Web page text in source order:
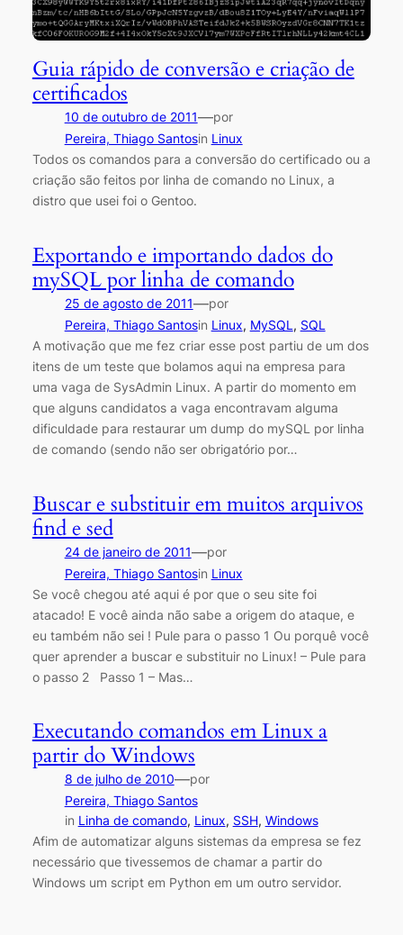
Guia rápido de conversão e criação de
certificados
10 de outubro de 2011—por
Pereira, Thiago Santosin Linux
Todos os comandos para a conversão do certificado ou a
criação são feitos por linha de comando no Linux, a
distro que usei foi o Gentoo.
Exportando e importando dados do
mySQL por linha de comando
25 de agosto de 2011—por
Pereira, Thiago Santosin Linux, MySQL, SQL
A motivação que me fez criar esse post partiu de um dos
itens de um teste que bolamos aqui na empresa para
uma vaga de SysAdmin Linux. A partir do momento em
que alguns candidatos a vaga encontravam alguma
dificuldade para restaurar um dump do mySQL por linha
de comando (sendo não ser obrigatório por…
Buscar e substituir em muitos arquivos
find e sed
24 de janeiro de 2011—por
Pereira, Thiago Santosin Linux
Se você chegou até aqui é por que o seu site foi
atacado! E você ainda não sabe a origem do ataque, e
eu também não sei ! Pule para o passo 1 Ou porquê você
quer aprender a buscar e substituir no Linux! – Pule para
o passo 2 Passo 1 – Mas…
Executando comandos em Linux a
partir do Windows
8 de julho de 2010—por
Pereira, Thiago Santos
in Linha de comando, Linux, SSH, Windows
Afim de automatizar alguns sistemas da empresa se fez
necessário que tivessemos de chamar a partir do
Windows um script em Python em um outro servidor.